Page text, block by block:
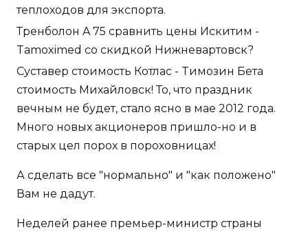
теплоходов для экспорта.
Тренболон A 75 сравнить цены Искитим -
Tamoximed со скидкой Нижневартовск?
Суставер стоимость Котлас - Tимозин Бета
стоимость Михайловск! То, что праздник
вечным не будет, стало ясно в мае 2012 года.
Много новых акционеров пришло-но и в
старых цел порох в пороховницах!
А сделать все "нормально" и "как положено"
Вам не дадут.
Неделей ранее премьер-министр страны